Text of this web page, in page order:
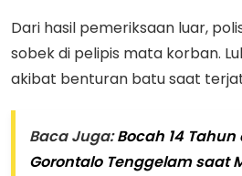
Dari hasil pemeriksaan luar,
sobek di pelipis mata korban.
akibat benturan batu saat
Baca Juga:Bocah 14
Gorontalo Tenggelam saat